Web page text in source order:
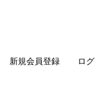
新規会員登録 ロ